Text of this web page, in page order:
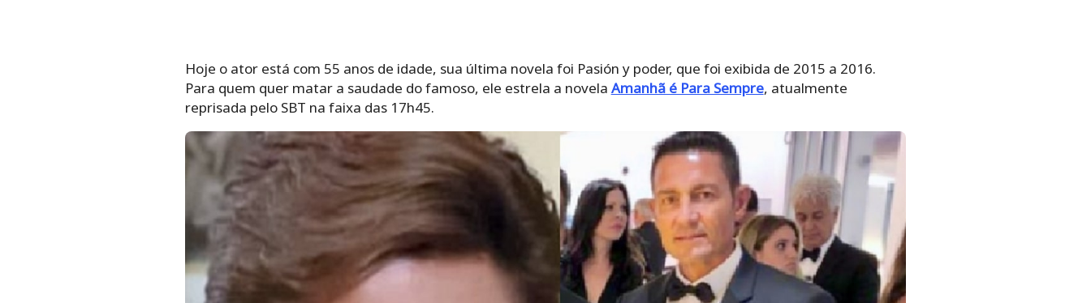
Hoje o ator está com 55 anos de idade, sua última novela foi Pasión y poder, que foi exibida de 2015 a 2016.
Para quem quer matar a saudade do famoso, ele estrela a novela Amanhã é Para Sempre, atualmente
reprisada pelo SBT na faixa das 17h45.